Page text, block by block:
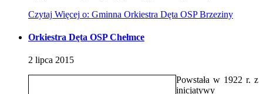
Czytaj Więcej o: Gminna Orkiestra Dęta OSP Brzeziny
Orkiestra Dęta OSP Chełmce
2 lipca 2015
Powstała w 1922 r. z
inicjatywy